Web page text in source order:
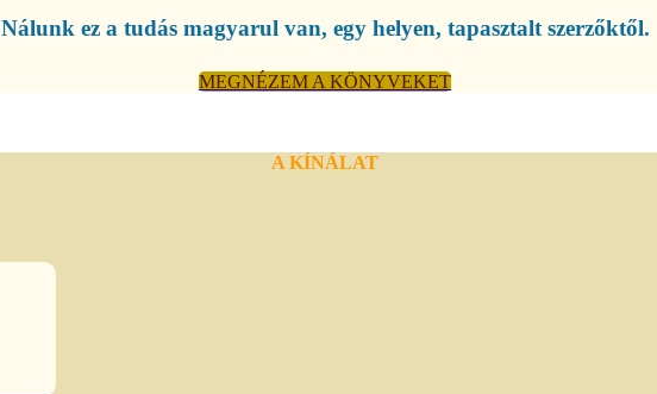
Nálunk ez a tudás magyarul van, egy helyen, tapasztalt szerzőktől.
MEGNÉZEM A KÖNYVEKET
A KÍNÁLAT